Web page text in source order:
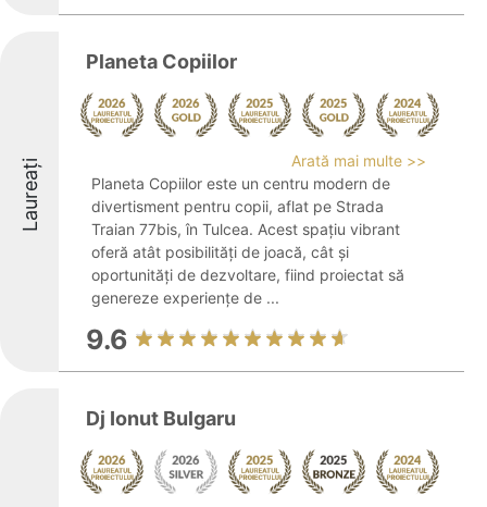
Laureați
Planeta Copiilor
Arată mai multe >>
Planeta Copiilor este un centru modern de
divertisment pentru copii, aflat pe Strada
Traian 77bis, în Tulcea. Acest spațiu vibrant
oferă atât posibilități de joacă, cât și
oportunități de dezvoltare, fiind proiectat să
genereze experiențe de ...
9.6
Dj Ionut Bulgaru